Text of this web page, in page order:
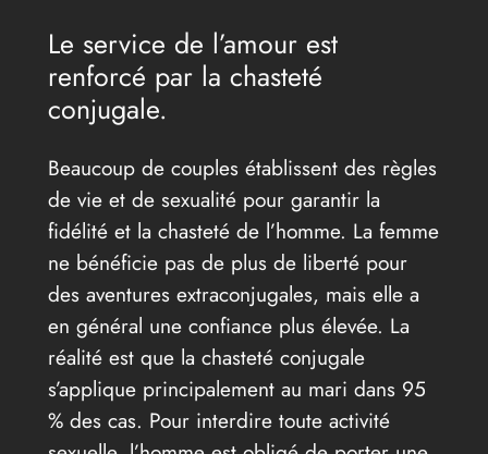
Le service de l’amour est
renforcé par la chasteté
conjugale.
Beaucoup de couples établissent des règles
de vie et de sexualité pour garantir la
fidélité et la chasteté de l’homme. La femme
ne bénéficie pas de plus de liberté pour
des aventures extraconjugales, mais elle a
en général une confiance plus élevée. La
réalité est que la chasteté conjugale
s’applique principalement au mari dans 95
% des cas. Pour interdire toute activité